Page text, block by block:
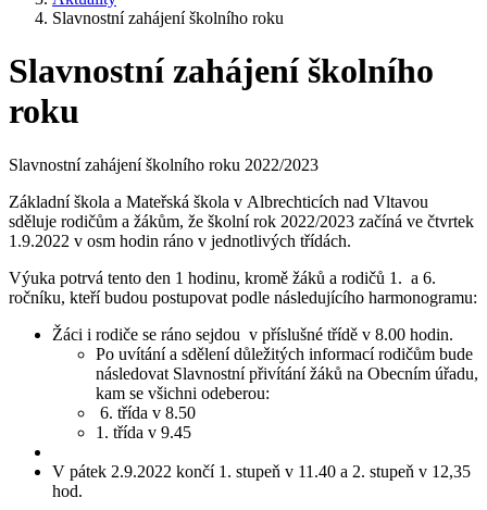
Slavnostní zahájení školního roku
Slavnostní zahájení školního
roku
Slavnostní zahájení školního roku 2022/2023
Základní škola a Mateřská škola v Albrechticích nad Vltavou
sděluje rodičům a žákům, že školní rok 2022/2023 začíná ve čtvrtek
1.9.2022 v osm hodin ráno v jednotlivých třídách.
Výuka potrvá tento den 1 hodinu, kromě žáků a rodičů 1. a 6.
ročníku, kteří budou postupovat podle následujícího harmonogramu:
Žáci i rodiče se ráno sejdou v příslušné třídě v 8.00 hodin.
Po uvítání a sdělení důležitých informací rodičům bude
následovat Slavnostní přivítání žáků na Obecním úřadu,
kam se všichni odeberou:
6. třída v 8.50
1. třída v 9.45
V pátek 2.9.2022 končí 1. stupeň v 11.40 a 2. stupeň v 12,35
hod.